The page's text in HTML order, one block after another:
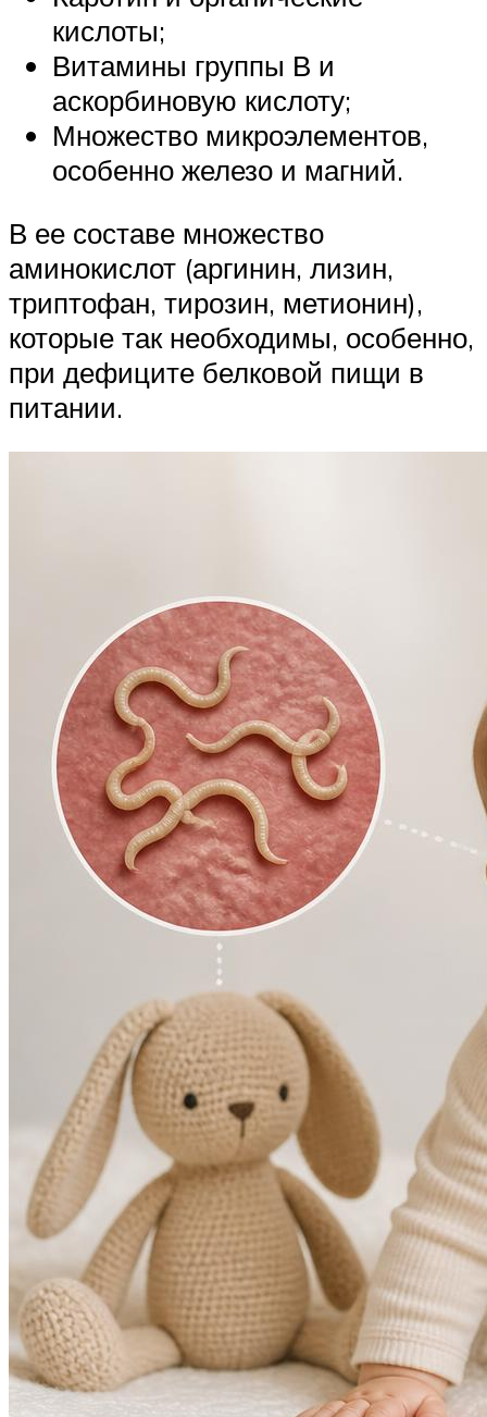
кислоты;
Витамины группы В и
аскорбиновую кислоту;
Множество микроэлементов,
особенно железо и магний.
В ее составе множество
аминокислот (аргинин, лизин,
триптофан, тирозин, метионин),
которые так необходимы, особенно,
при дефиците белковой пищи в
питании.